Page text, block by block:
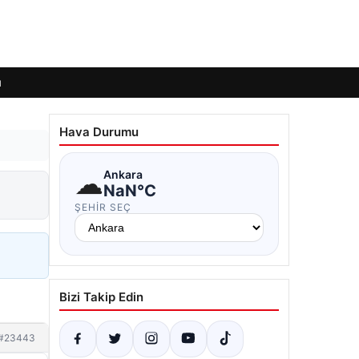
Hava Durumu
☁Ankara
NaN°C
ŞEHIR SEÇ
Bizi Takip Edin